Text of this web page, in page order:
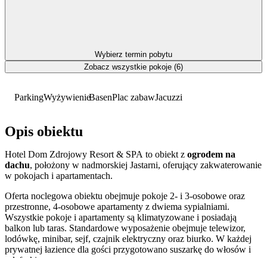
ParkingWyżywienieBasenPlac zabawJacuzzi
Opis obiektu
Hotel Dom Zdrojowy Resort & SPA to obiekt z ogrodem na
dachu, położony w nadmorskiej Jastarni, oferujący zakwaterowanie
w pokojach i apartamentach.
Oferta noclegowa obiektu obejmuje pokoje 2- i 3-osobowe oraz
przestronne, 4-osobowe apartamenty z dwiema sypialniami.
Wszystkie pokoje i apartamenty są klimatyzowane i posiadają
balkon lub taras. Standardowe wyposażenie obejmuje telewizor,
lodówkę, minibar, sejf, czajnik elektryczny oraz biurko. W każdej
prywatnej łazience dla gości przygotowano suszarkę do włosów i
Wybierz termin pobytu
Zobacz wszystkie pokoje (6)